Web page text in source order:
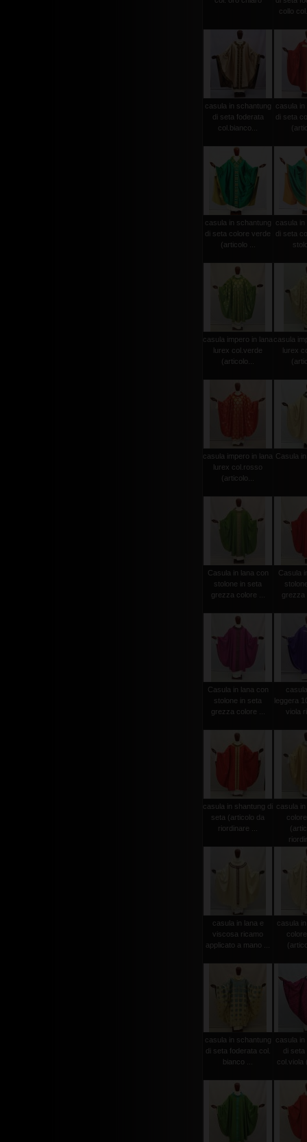
collo
casula in schantung
di seta foderata
col.bianco...
casula
di seta
casula in schantung
di seta colore verde
(articolo ...
casula
di seta
casula impero in lana
lurex col.verde
(articolo...
casula
lurex
casula impero in lana
lurex col.rosso
(articolo...
Casula
Casula in lana con
stolone in seta
grezza colore ...
Casula
Casula in lana con
stolone in seta
grezza colore ...
leggera
viola
casula in shantung di
seta (articolo da
riordinare ...
casula
casula in lana e
viscosa ricamo
applicato a mano ...
casula
casula in schantung
di seta foderata col.
bianco ...
casula
di
col.viola